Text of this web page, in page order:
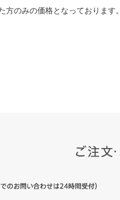
のみの価格となっております。